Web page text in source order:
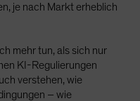
je nach Markt erheblich
mehr tun, als sich nur
KI-Regulierungen
verstehen, wie
– wie